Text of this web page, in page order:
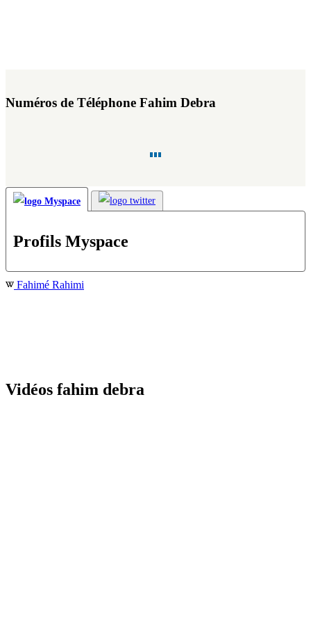
Numéros de Téléphone Fahim Debra
Profils Myspace
Fahimé Rahimi
Vidéos fahim debra